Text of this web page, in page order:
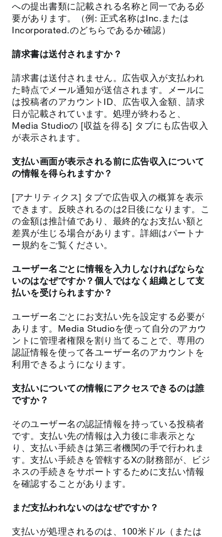
への提出書類に記載される名称と同一である必
要があります。（例: 正式名称はInc.または
Incorporated.のどちらであるか確認）
請求書は送付されますか？
請求書は送付されません。広告収入が支払われ
た時点でメール通知が送信されます。メールに
は投稿者のアカウントID、広告収入金額、請求
日が記載されています。処理が終わると、
Media Studioの [収益を得る] タブにも広告収入
が表示されます。
支払い画面が表示される前に広告収入について
の情報を得られますか？
[アナリティクス] タブで広告収入の概算を表示
できます。反映されるのは2日後になります。こ
の金額は推計値であり、最終的なお支払い額と
差異が生じる場合があります。詳細はパートナ
ー規約をご覧ください。
ユーザー名ごとに情報を入力しなければならな
いのはなぜですか？個人ではなく組織として支
払いを受けられますか？
ユーザー名ごとにお支払い先を設定する必要が
あります。Media Studioを使って自分のアカウ
ントに管理者権限を割り当てることで、専用の
認証情報を使って各ユーザー名のアカウントを
利用できるようになります。
支払いについての情報にアクセスできるのは誰
ですか？
そのユーザー名の認証情報を持っている投稿者
です。支払い先の情報は入力後に非表示とな
り、支払い手続きは第三者機関の手で行われま
す。支払い手続きを管轄するXの財務部が、ビジ
ネスの手続きをサポートするために支払い情報
を確認することがあります。
まだ支払われないのはなぜですか？
支払いが処理されるのは、100米ドル（または